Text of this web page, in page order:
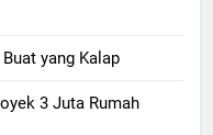
yang Kalap
3 Juta Rumah